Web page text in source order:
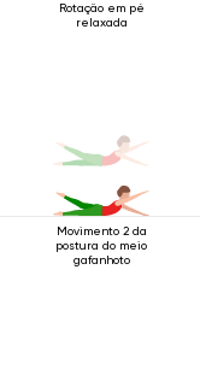
Rotação em pé
relaxada
Movimento 2 da
postura do meio
gafanhoto